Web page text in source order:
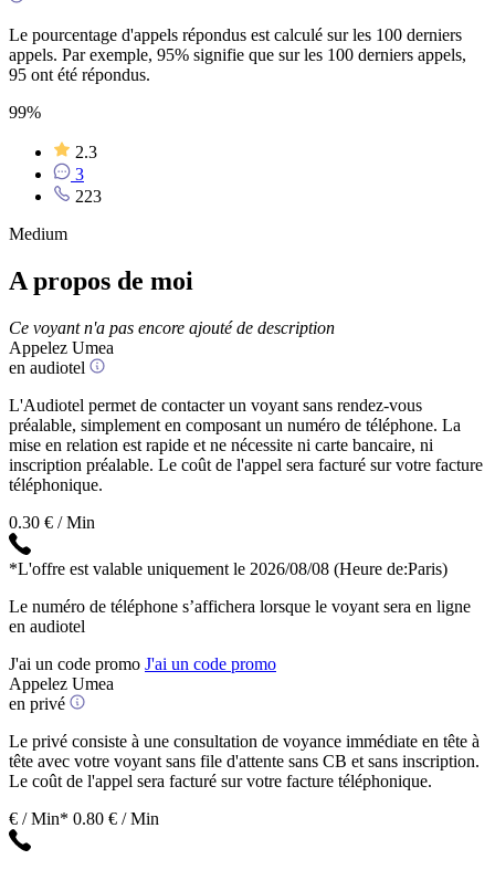
Le pourcentage d'appels répondus est calculé sur les 100 derniers
appels. Par exemple, 95% signifie que sur les 100 derniers appels,
95 ont été répondus.
99%
2.3
3
223
Medium
A propos de moi
Ce voyant n'a pas encore ajouté de description
Appelez Umea
en audiotel
L'Audiotel permet de contacter un voyant sans rendez-vous
préalable, simplement en composant un numéro de téléphone. La
mise en relation est rapide et ne nécessite ni carte bancaire, ni
inscription préalable. Le coût de l'appel sera facturé sur votre facture
téléphonique.
0.30 € / Min
*L'offre est valable uniquement le 2026/08/08 (Heure de:Paris)
Le numéro de téléphone s’affichera lorsque le voyant sera en ligne
en audiotel
J'ai un code promo J'ai un code promo
Appelez Umea
en privé
Le privé consiste à une consultation de voyance immédiate en tête à
tête avec votre voyant sans file d'attente sans CB et sans inscription.
Le coût de l'appel sera facturé sur votre facture téléphonique.
€ / Min* 0.80 € / Min